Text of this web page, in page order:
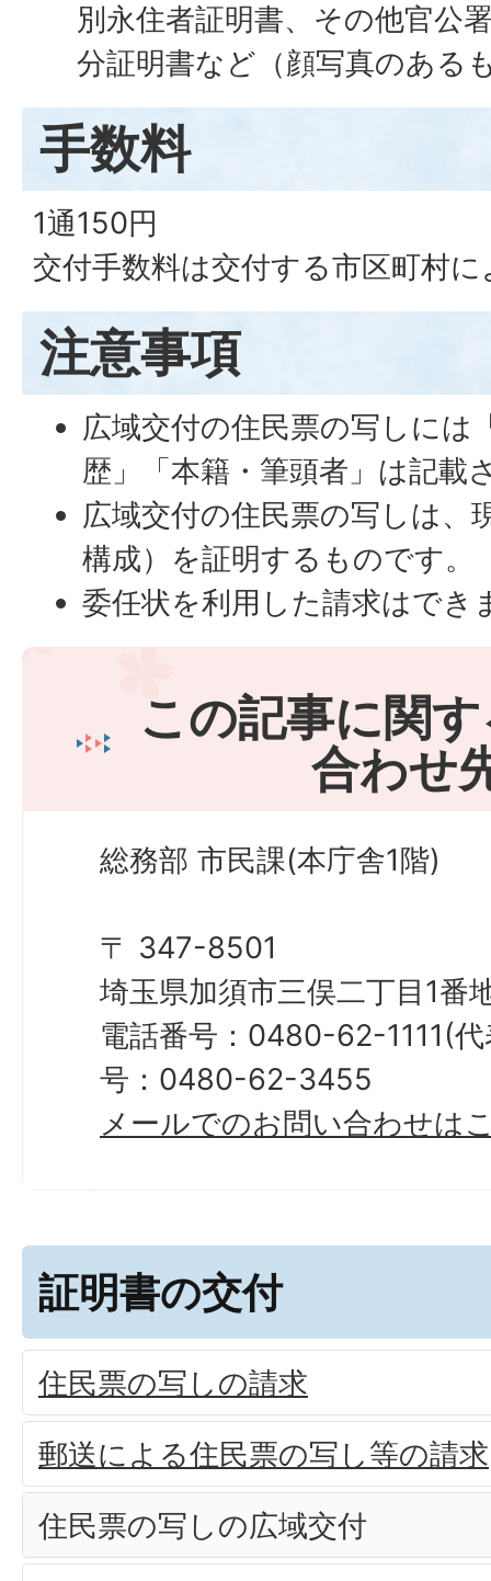
別永住者証明書、その他官公
分証明書など（顔写真のある
手数料
1通150円
交付手数料は交付する市区町村
注意事項
広域交付の住民票の写しには
歴」「本籍・筆頭者」は記載
広域交付の住民票の写しは、
構成）を証明するものです。
委任状を利用した請求はでき
この記事に関
合わせ
総務部 市民課(本庁舎1階)
〒 347-8501
埼玉県加須市三俣二丁目1番
電話番号：0480-62-1111(
号：0480-62-3455
メールでのお問い合わせは
証明書の交付
住民票の写しの請求
郵送による住民票の写し等の請求
住民票の写しの広域交付